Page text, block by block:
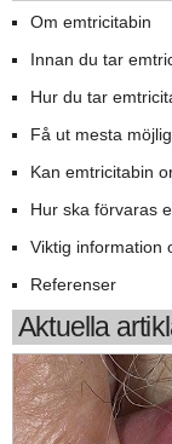
Om emtricitabin
Innan du tar
Hur du tar
Få ut mesta
Kan emtricitabin
Hur ska förvaras
Viktig information
Referenser
Aktuella